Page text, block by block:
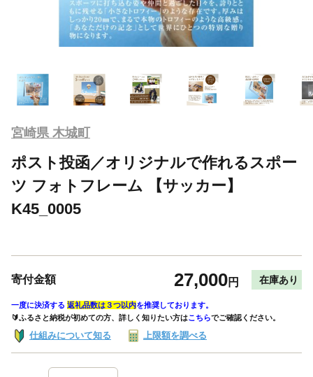
宮崎県 木城町
ポスト投函／オリジナルで作れるスポー
ツ フォトフレーム 【サッカー】
K45_0005
寄付金額 27,000円 在庫あり
一度に決済する 返礼品数は３つ以内を推奨しております。
🔰ふるさと納税が初めての方、詳しく知りたい方はこちらでご確認ください。
仕組みについて知る 上限額を調べる